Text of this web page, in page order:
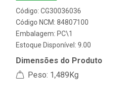
Código: CG30036036
Código NCM: 84807100
Embalagem: PC\1
Estoque Disponível: 9.00
Dimensões do Produto
Peso: 1,489Kg